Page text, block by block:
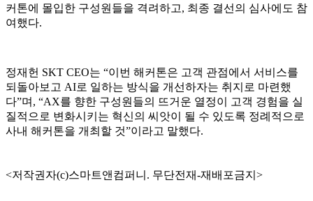
커톤에 몰입한 구성원들을 격려하고, 최종 결선의 심사에도 참
여했다.
정재헌 SKT CEO는 “이번 해커톤은 고객 관점에서 서비스를
되돌아보고 AI로 일하는 방식을 개선하자는 취지로 마련했
다”며, “AX를 향한 구성원들의 뜨거운 열정이 고객 경험을 실
질적으로 변화시키는 혁신의 씨앗이 될 수 있도록 정례적으로
사내 해커톤을 개최할 것”이라고 말했다.
<저작권자(c)스마트앤컴퍼니. 무단전재-재배포금지>